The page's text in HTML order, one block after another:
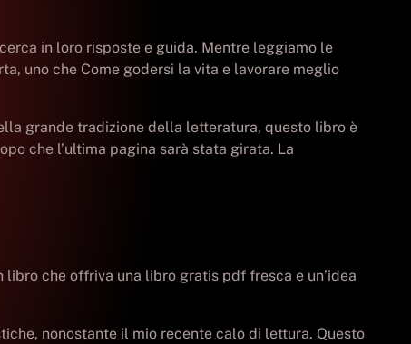
in loro risposte e guida. Mentre leggiamo le
uno che Come godersi la vita e lavorare meglio
grande tradizione della letteratura, questo libro è
che l’ultima pagina sarà stata girata. La
che offriva una libro gratis pdf fresca e un’idea
nonostante il mio recente calo di lettura. Questo